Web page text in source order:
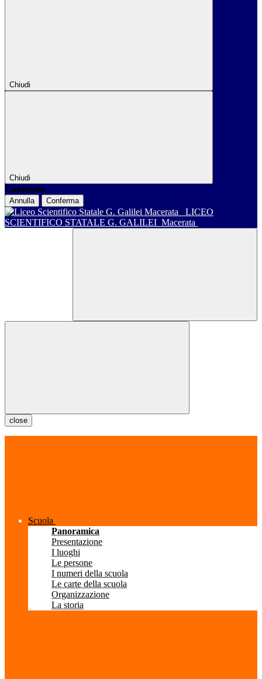
Chiudi
Chiudi
Conferma
Annulla Conferma
LICEO
SCIENTIFICO STATALE G. GALILEI Macerata
close
Scuola
Panoramica
Presentazione
I luoghi
Le persone
I numeri della scuola
Le carte della scuola
Organizzazione
La storia